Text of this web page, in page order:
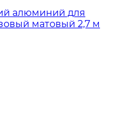
алюминий для
матовый 2,7 м